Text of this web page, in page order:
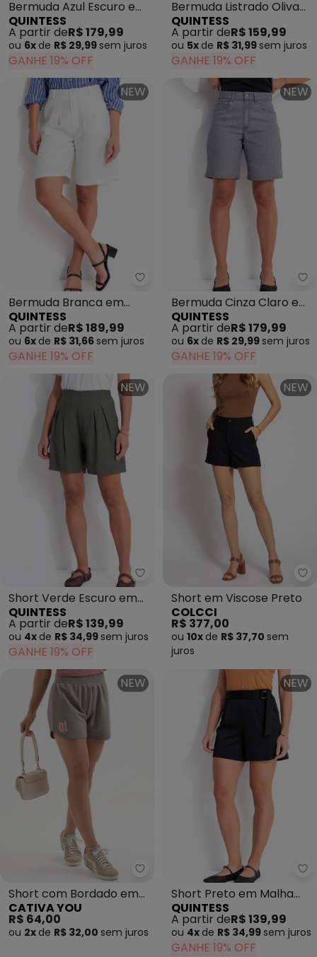
Bermuda Azul Escuro em
Jeans
QUINTESS
A partir deR$ 179,99
ou 6x de R$ 29,99 sem juros
GANHE 19% OFF
Bermuda Listrado Oliva
em Poliéster com
Algodão
QUINTESS
A partir deR$ 159,99
ou 5x de R$ 31,99 sem juros
GANHE 19% OFF
NEW
Quintess - Bermuda Branca
Bermuda Branca em
Alfaiataria Sarjada
QUINTESS
A partir deR$ 189,99
ou 6x de R$ 31,66 sem juros
GANHE 19% OFF
NEW
Bermuda Cinza Claro em
Sarja
QUINTESS
A partir deR$ 179,99
ou 6x de R$ 29,99 sem juros
GANHE 19% OFF
NEW
Quintess - Short Verde Escuro
Short Verde Escuro em
Tecido de Alfaiataria
QUINTESS
A partir deR$ 139,99
ou 4x de R$ 34,99 sem juros
GANHE 19% OFF
NEW
Short em Viscose Preto
COLCCI
R$ 377,00
ou 10x de R$ 37,70 sem
juros
NEW
Short com Bordado em
Moletom Marrom Claro
CATIVA YOU
R$ 64,00
ou 2x de R$ 32,00 sem juros
NEW
Short Preto em Malha
Scuba
QUINTESS
A partir deR$ 139,99
ou 4x de R$ 34,99 sem juros
GANHE 19% OFF